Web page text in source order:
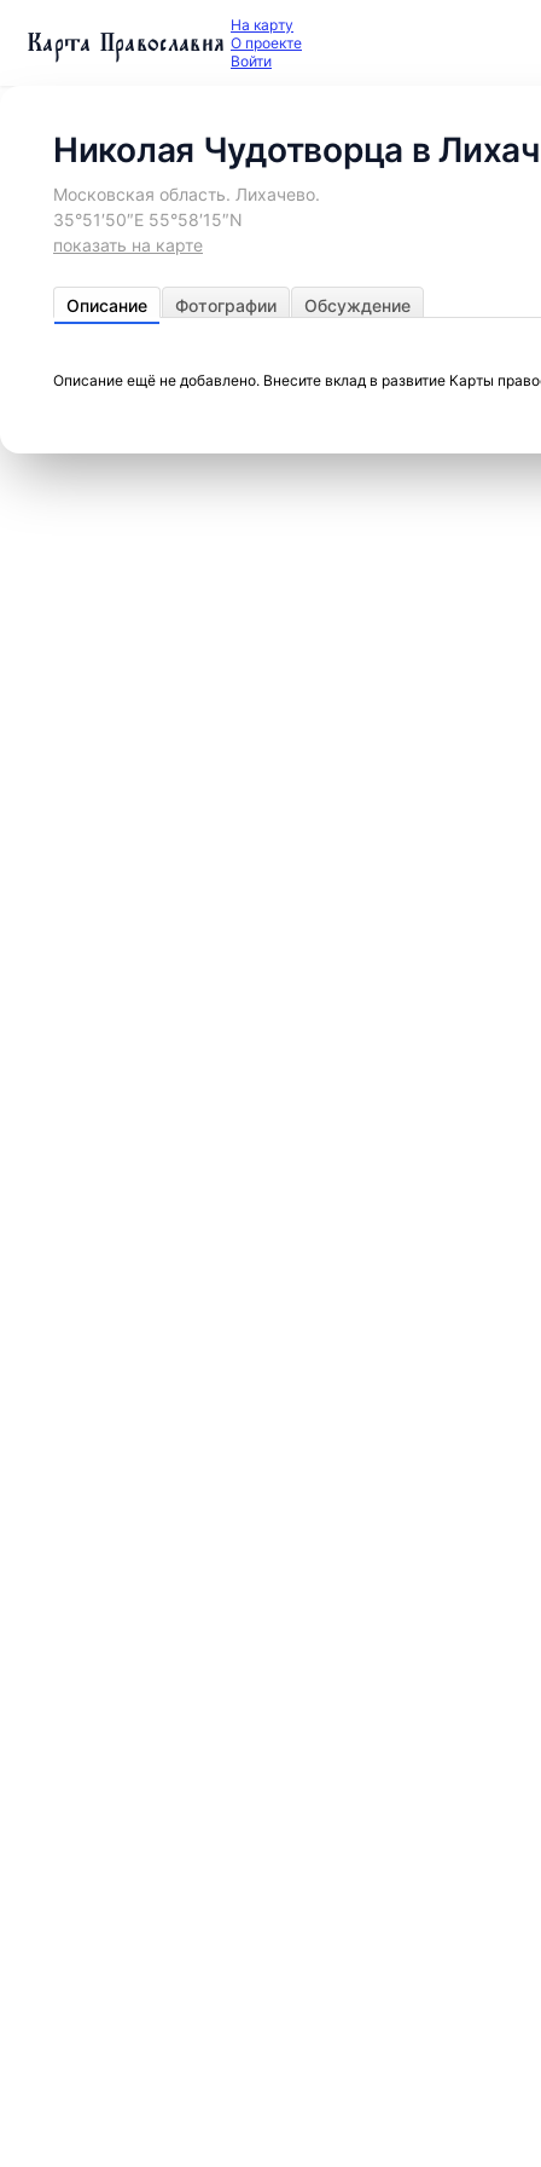
Карта Православия На карту
О проекте
Войти
Николая Чудотворца в
Московская область. Лихачево.
35°51′50″E 55°58′15″N
показать на карте
Описание Фотографии Обсуждение
Описание ещё не добавлено. Внесите вклад в развитие Карты